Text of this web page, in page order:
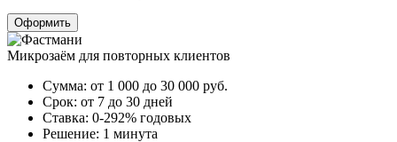
Оформить
Микрозаём для повторных клиентов
Сумма: от 1 000 до 30 000 руб.
Срок: от 7 до 30 дней
Ставка: 0-292% годовых
Решение: 1 минута